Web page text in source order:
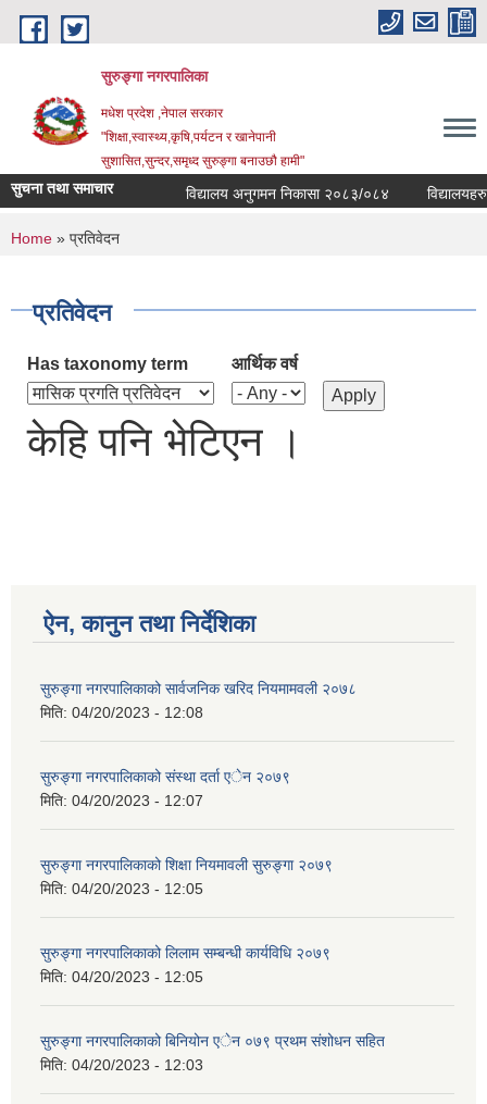
Skip to main content
सुरुङ्‍गा नगरपालिका
मधेश प्रदेश ,नेपाल सरकार
"शिक्षा,स्वास्थ्य,कृषि,पर्यटन र खानेपानी
सुशासित,सुन्दर,समृध्द सुरुङ्गा बनाउछौ हामी"
सुचना तथा समाचार विद्यालय अनुगमन निकासा २०८३/०८४
You are here
Home » प्रतिवेदन
प्रतिवेदन
Has taxonomy term आर्थिक वर्ष
केहि पनि भेटिएन ।
ऐन, कानुन तथा निर्देशिका
सुरुङ्गा नगरपालिकाको सार्वजनिक खरिद नियमामवली २०७८
मिति: 04/20/2023 - 12:08
सुरुङ्गा नगरपालिकाको संस्था दर्ता एेन २०७९
मिति: 04/20/2023 - 12:07
सुरुङ्गा नगरपालिकाको शिक्षा नियमावली सुरुङ्गा २०७९
मिति: 04/20/2023 - 12:05
सुरुङ्गा नगरपालिकाको लिलाम सम्बन्धी कार्यविधि २०७९
मिति: 04/20/2023 - 12:05
सुरुङ्गा नगरपालिकाको बिनियोन एेन ०७९ प्रथम संशोधन सहित
मिति: 04/20/2023 - 12:03